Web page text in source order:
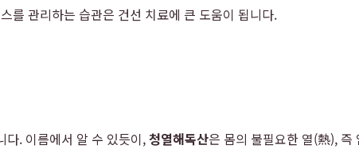
를 관리하는 습관은 건선 치료에 큰 도움이 됩니다.
. 이름에서 알 수 있듯이,청열해독산은 몸의 불필요한 열(熱),